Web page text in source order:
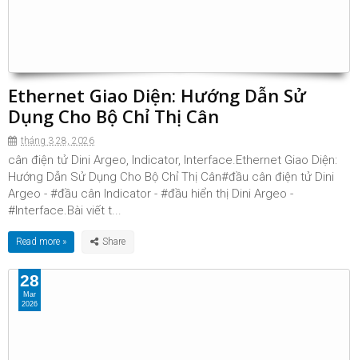
Ethernet Giao Diện: Hướng Dẫn Sử
Dụng Cho Bộ Chỉ Thị Cân
tháng 3 28, 2026
cân điện tử Dini Argeo, Indicator, Interface.Ethernet Giao Diện:
Hướng Dẫn Sử Dụng Cho Bộ Chỉ Thị Cân#đầu cân điện tử Dini
Argeo - #đầu cân Indicator - #đầu hiển thị Dini Argeo -
#Interface.Bài viết t...
Read more »
28
Mar
2026